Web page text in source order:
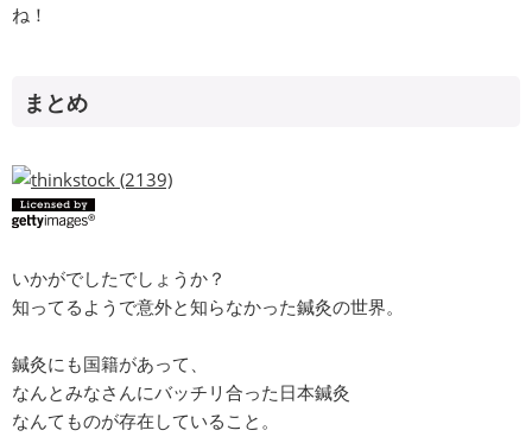
ね！
まとめ
いかがでしたでしょうか？
知ってるようで意外と知らなかった鍼灸の世界。
鍼灸にも国籍があって、
なんとみなさんにバッチリ合った日本鍼灸
なんてものが存在していること。